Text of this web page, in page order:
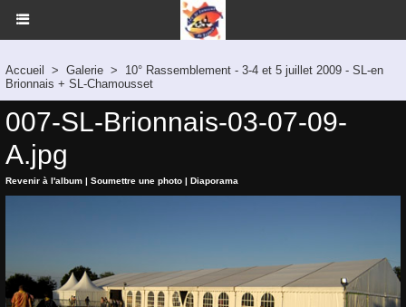
Accueil > Galerie >
10° Rassemblement - 3-4 et 5 juillet 2009 - SL-en
Brionnais + SL-Chamousset
007-SL-Brionnais-03-07-09-
A.jpg
Revenir à l'album | Soumettre une photo | Diaporama